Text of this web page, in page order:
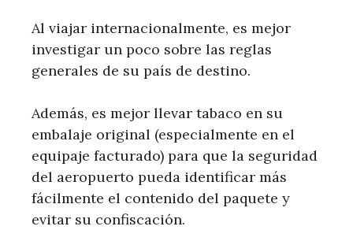
Al viajar internacionalmente, es mejor
investigar un poco sobre las reglas
generales de su país de destino.
Además, es mejor llevar tabaco en su
embalaje original (especialmente en el
equipaje facturado) para que la seguridad
del aeropuerto pueda identificar más
fácilmente el contenido del paquete y
evitar su confiscación.